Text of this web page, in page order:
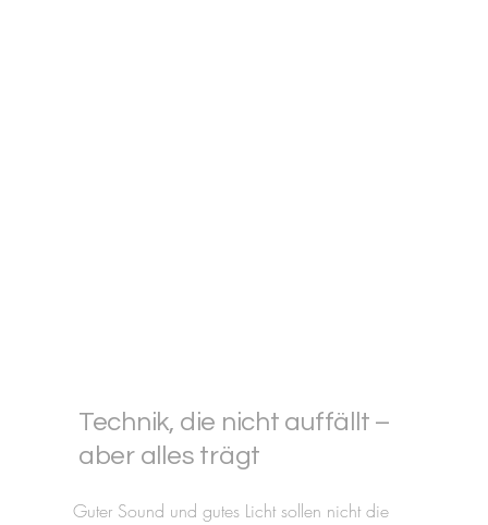
Technik, die nicht auffällt –
aber alles trägt
Guter Sound und gutes Licht sollen nicht die